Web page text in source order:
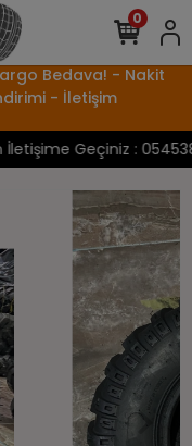
Bedava! - Nakit
- İletişim
Geçiniz :
0